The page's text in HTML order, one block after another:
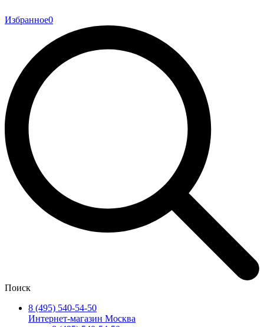
Избранное0
Поиск
8 (495) 540-54-50
Интернет-магазин Москва